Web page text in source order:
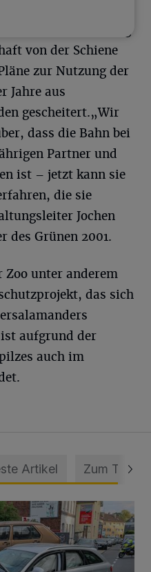
(WSW) geschenkt
der erste Zug
von der Schiene
zur Nutzung der
Jahre aus
gescheitert.„Wir
dass die Bahn bei
Partner und
ist – jetzt kann sie
die sie
Jochen
des Grünen 2001.
Zoo unter anderem
das sich
aufgrund der
auch im
Artikel Zum Thema